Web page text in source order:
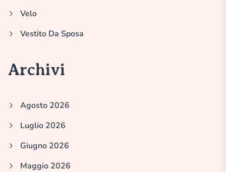
Velo
Vestito Da Sposa
Archivi
Agosto 2026
Luglio 2026
Giugno 2026
Maggio 2026